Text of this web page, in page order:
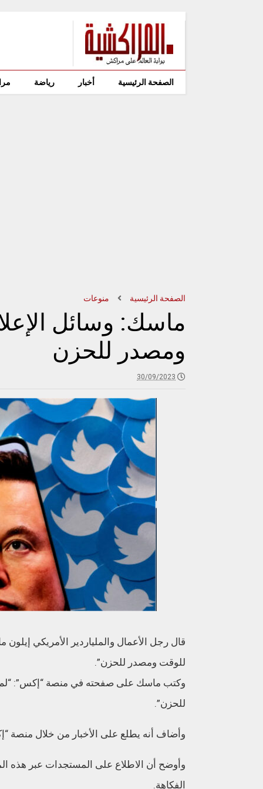
الصفحة الرئيسية أخبار رياضة
الصفحة الرئيسية منوعات
ماسك: وسائل
ومصدر للحزن
30/09/2023
قال رجل الأعمال والملياردير الأمريكي إيلون
للوقت ومصدر للحزن”.
وكتب ماسك على صفحته في منصة “إكس”: “لم أعد
للحزن”.
وأضاف أنه يطلع على الأخبار من خلال منصة
وأوضح أن الاطلاع على المستجدات عبر هذه
الفكاهة.